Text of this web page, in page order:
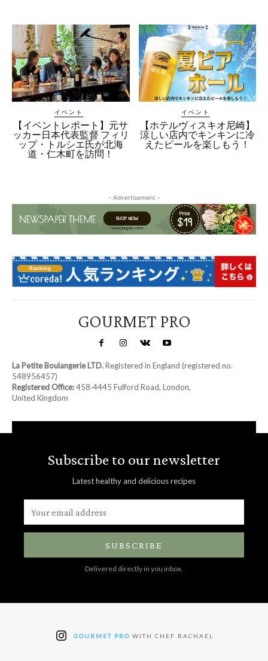
イベント
【イベントレポート】元サ
ッカー日本代表監督 フィリ
ップ・トルシエ氏が北海
道・仁木町を訪問！
イベント
【ホテルヴィスキオ尼崎】
涼しい店内でキンキンに冷
えたビールを楽しもう！
- Advertisement -
GOURMET PRO
La Petite Boulangerie LTD.Registered in England (registered no.
548956457)
Registered Office:458‑4445 Fulford Road, London,
United Kingdom
Subscribe to our newsletter
Latest healthy and delicious recipes
SUBSCRIBE
Delivered directly in you inbox.
GOURMET PRO WITH CHEF RACHAEL